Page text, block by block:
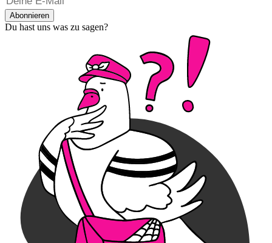
Abonnieren
Du hast uns was zu sagen?